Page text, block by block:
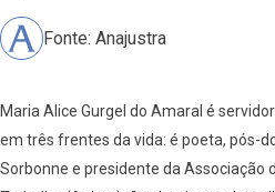
Fonte: Anajustra
Maria Alice Gurgel do Amaral é
em três frentes da vida: é poeta, pós-
Sorbonne e presidente da Associação